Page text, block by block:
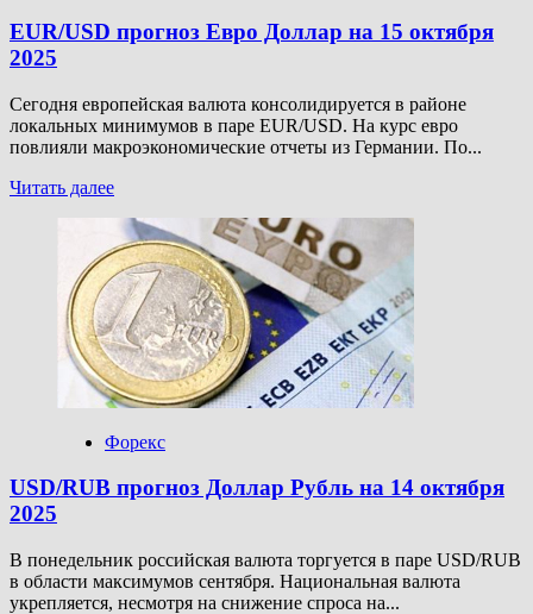
EUR/USD прогноз Евро Доллар на 15 октября
2025
Сегодня европейская валюта консолидируется в районе
локальных минимумов в паре EUR/USD. На курс евро
повлияли макроэкономические отчеты из Германии. По...
Читать далееПрочитать
EUR/USD
прогноз
Евро
Доллар
на
15
октября
2025
Форекс
USD/RUB прогноз Доллар Рубль на 14 октября
2025
В понедельник российская валюта торгуется в паре USD/RUB
в области максимумов сентября. Национальная валюта
укрепляется, несмотря на снижение спроса на...